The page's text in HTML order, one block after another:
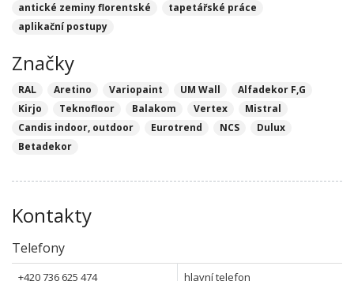
antické zeminy florentské
tapetářské práce
aplikační postupy
Značky
RAL Aretino Variopaint UM Wall
Alfadekor F,G
Kirjo
Teknofloor Balakom Vertex
Mistral
Candis indoor, outdoor
Eurotrend NCS
Dulux
Betadekor
Kontakty
Telefony
+420 736 625 474
hlavní telefon